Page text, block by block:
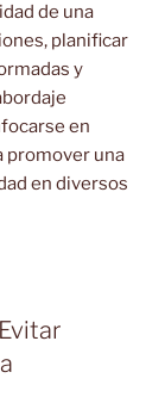
de una
planificar
y
en
promover una
en diversos